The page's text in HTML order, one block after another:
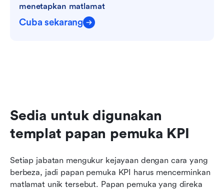
menetapkan matlamat
Cuba sekarang
Sedia untuk digunakan
templat papan pemuka KPI
Setiap jabatan mengukur kejayaan dengan cara yang
berbeza, jadi papan pemuka KPI harus mencerminkan
matlamat unik tersebut. Papan pemuka yang direka